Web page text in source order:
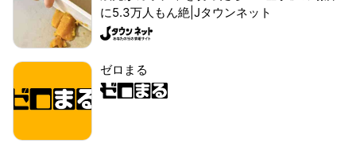
に5.3万人もん絶|Jタウンネット
ゼロまる